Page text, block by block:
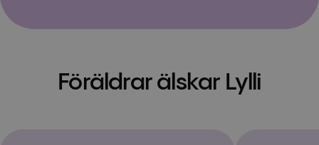
Föräldrar älskar Lylli